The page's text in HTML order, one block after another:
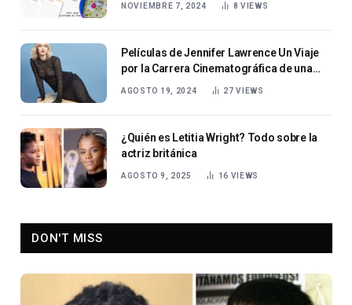
NOVIEMBRE 7, 2024 8VIEWS
Películas de Jennifer Lawrence Un Viaje
por la Carrera Cinematográfica de una
AGOSTO 19, 2024 27VIEWS
¿Quién es Letitia Wright? Todo sobre la
actriz británica
AGOSTO 9, 2025 16 VIEWS
DON'T MISS